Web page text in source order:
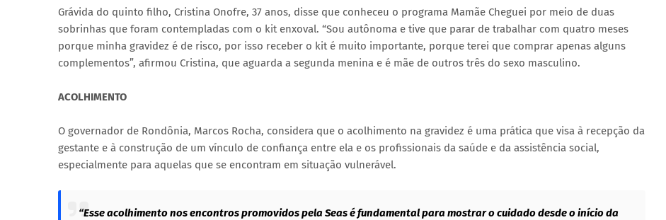
Grávida do quinto filho, Cristina Onofre, 37 anos, disse que conheceu o programa Mamãe Cheguei por meio de duas
sobrinhas que foram contempladas com o kit enxoval. “Sou autônoma e tive que parar de trabalhar com quatro meses
porque minha gravidez é de risco, por isso receber o kit é muito importante, porque terei que comprar apenas alguns
complementos”, afirmou Cristina, que aguarda a segunda menina e é mãe de outros três do sexo masculino.
ACOLHIMENTO
O governador de Rondônia, Marcos Rocha, considera que o acolhimento na gravidez é uma prática que visa à recepção da
gestante e à construção de um vínculo de confiança entre ela e os profissionais da saúde e da assistência social,
especialmente para aquelas que se encontram em situação vulnerável.
“Esse acolhimento nos encontros promovidos pela Seas é fundamental para mostrar o cuidado desde o início da